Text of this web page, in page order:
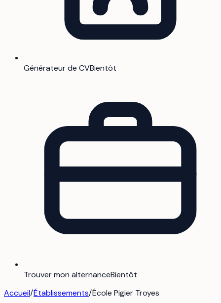
Générateur de CVBientôt
Trouver mon alternanceBientôt
Accueil/Établissements/École Pigier Troyes